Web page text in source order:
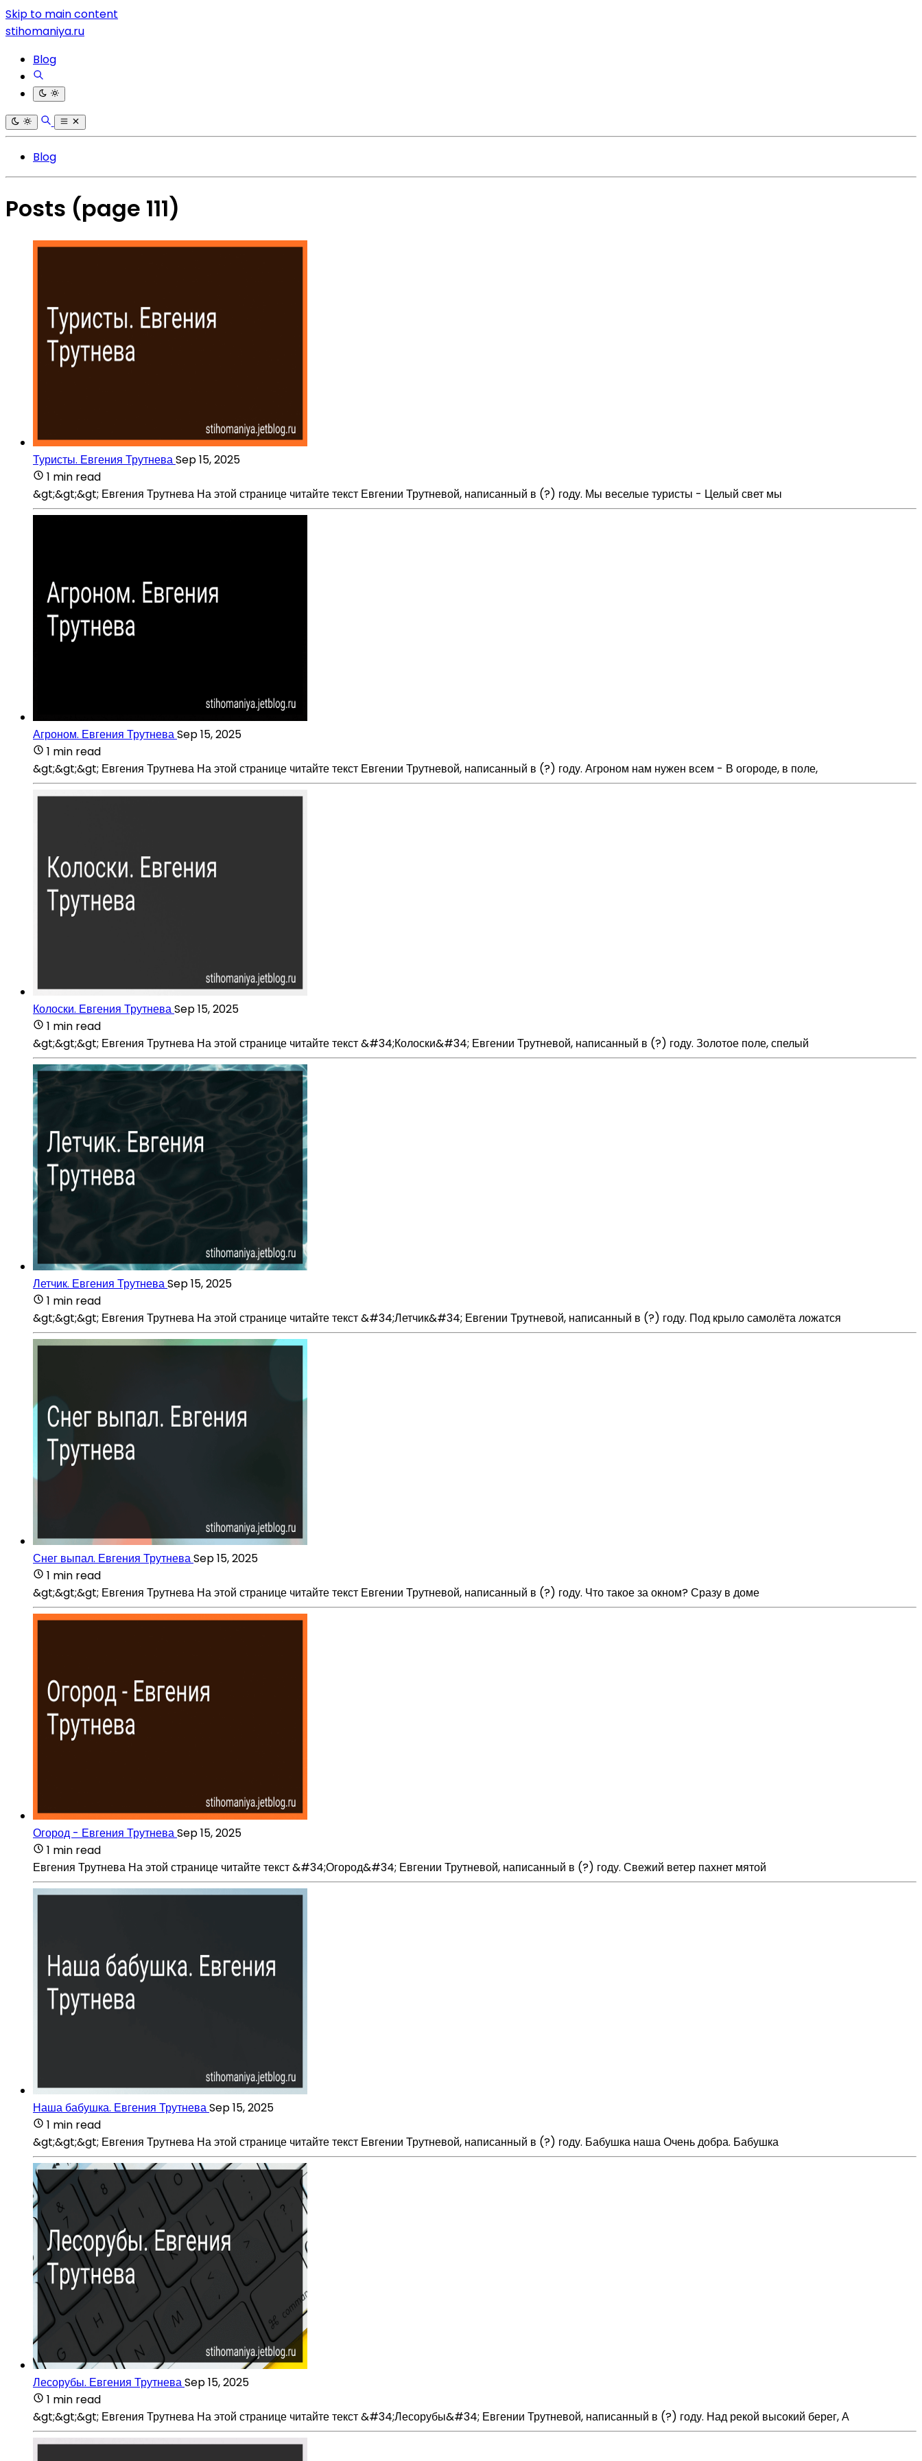
Skip to main content
stihomaniya.ru
Blog
Blog
Posts (page 111)
Туристы. Евгения ТрутневаSep 15, 2025
1 min read
&gt;&gt;&gt; Евгения Трутнева На этой странице читайте текст Евгении Трутневой, написанный в (?) году. Мы веселые туристы - Целый свет мы
Агроном. Евгения ТрутневаSep 15, 2025
1 min read
&gt;&gt;&gt; Евгения Трутнева На этой странице читайте текст Евгении Трутневой, написанный в (?) году. Агроном нам нужен всем - В огороде, в поле,
Колоски. Евгения ТрутневаSep 15, 2025
1 min read
&gt;&gt;&gt; Евгения Трутнева На этой странице читайте текст &#34;Колоски&#34; Евгении Трутневой, написанный в (?) году. Золотое поле, спелый
Летчик. Евгения ТрутневаSep 15, 2025
1 min read
&gt;&gt;&gt; Евгения Трутнева На этой странице читайте текст &#34;Летчик&#34; Евгении Трутневой, написанный в (?) году. Под крыло самолёта ложатся
Снег выпал. Евгения ТрутневаSep 15, 2025
1 min read
&gt;&gt;&gt; Евгения Трутнева На этой странице читайте текст Евгении Трутневой, написанный в (?) году. Что такое за окном? Сразу в доме
Огород - Евгения ТрутневаSep 15, 2025
1 min read
Евгения Трутнева На этой странице читайте текст &#34;Огород&#34; Евгении Трутневой, написанный в (?) году. Свежий ветер пахнет мятой
Наша бабушка. Евгения ТрутневаSep 15, 2025
1 min read
&gt;&gt;&gt; Евгения Трутнева На этой странице читайте текст Евгении Трутневой, написанный в (?) году. Бабушка наша Очень добра. Бабушка
Лесорубы. Евгения ТрутневаSep 15, 2025
1 min read
&gt;&gt;&gt; Евгения Трутнева На этой странице читайте текст &#34;Лесорубы&#34; Евгении Трутневой, написанный в (?) году. Над рекой высокий берег, А